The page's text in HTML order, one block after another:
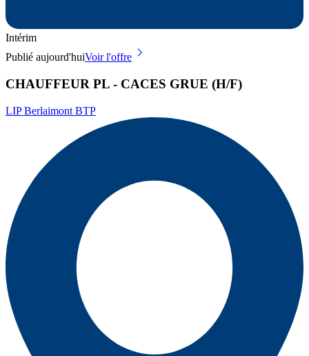
Intérim
Publié aujourd'huiVoir l'offre
CHAUFFEUR PL - CACES GRUE (H/F)
LIP Berlaimont BTP